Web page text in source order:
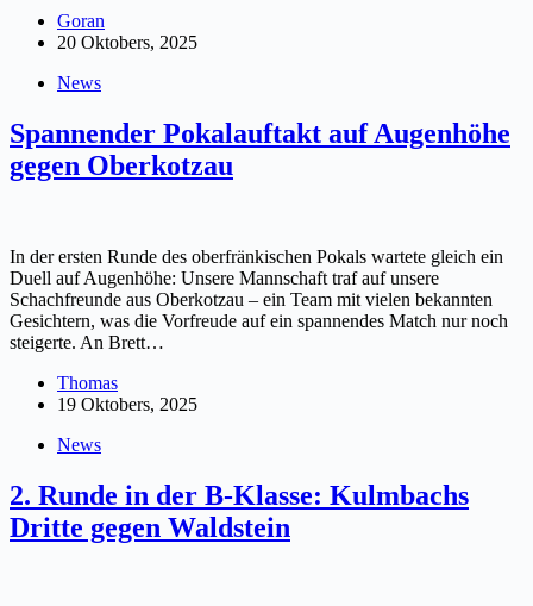
Goran
20 Oktobers, 2025
News
Spannender Pokalauftakt auf Augenhöhe
gegen Oberkotzau
In der ersten Runde des oberfränkischen Pokals wartete gleich ein
Duell auf Augenhöhe: Unsere Mannschaft traf auf unsere
Schachfreunde aus Oberkotzau – ein Team mit vielen bekannten
Gesichtern, was die Vorfreude auf ein spannendes Match nur noch
steigerte. An Brett…
Thomas
19 Oktobers, 2025
News
2. Runde in der B-Klasse: Kulmbachs
Dritte gegen Waldstein